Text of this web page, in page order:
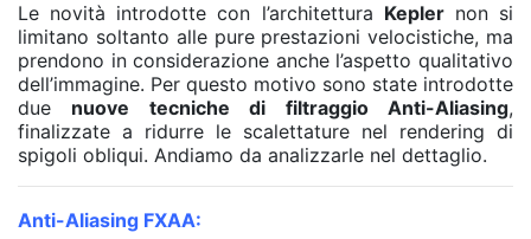
Le novità introdotte con l’architettura Keplernon si
limitano soltanto alle pure prestazioni velocistiche, ma
prendono in considerazione anche l’aspetto qualitativo
dell’immagine. Per questo motivo sono state introdotte
due nuove tecniche di filtraggio Anti-Aliasing,
finalizzate a ridurre le scalettature nel rendering di
spigoli obliqui. Andiamo da analizzarle nel dettaglio.
Anti-Aliasing FXAA: